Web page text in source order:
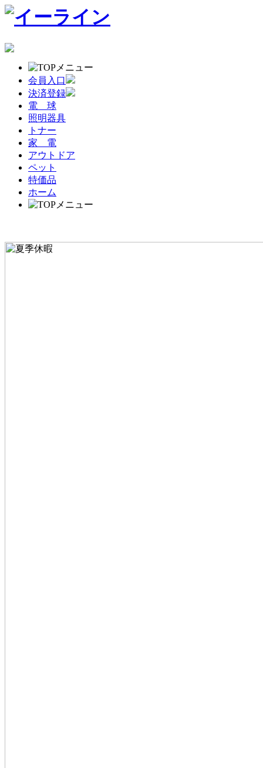
会員入口
決済登録
電 球
照明器具
トナー
家 電
アウトドア
ペット
特価品
ホーム